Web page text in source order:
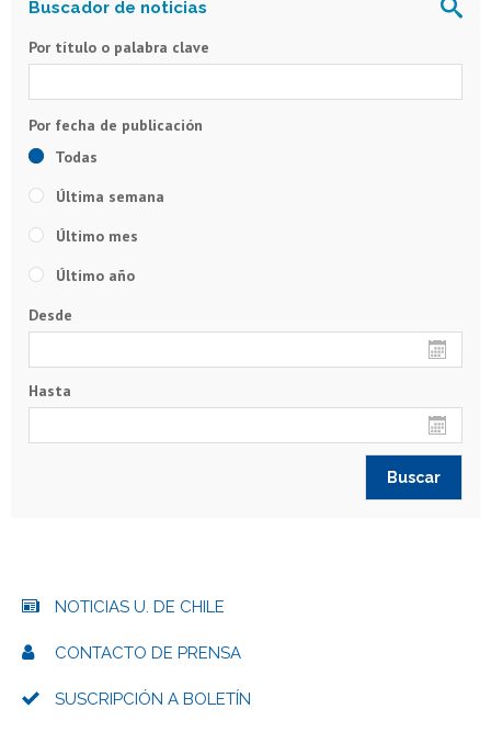
Por título o palabra clave
Todas
Última semana
Último mes
Último año
Desde
Hasta
NOTICIAS U. DE CHILE
CONTACTO DE PRENSA
SUSCRIPCIÓN A BOLETÍN